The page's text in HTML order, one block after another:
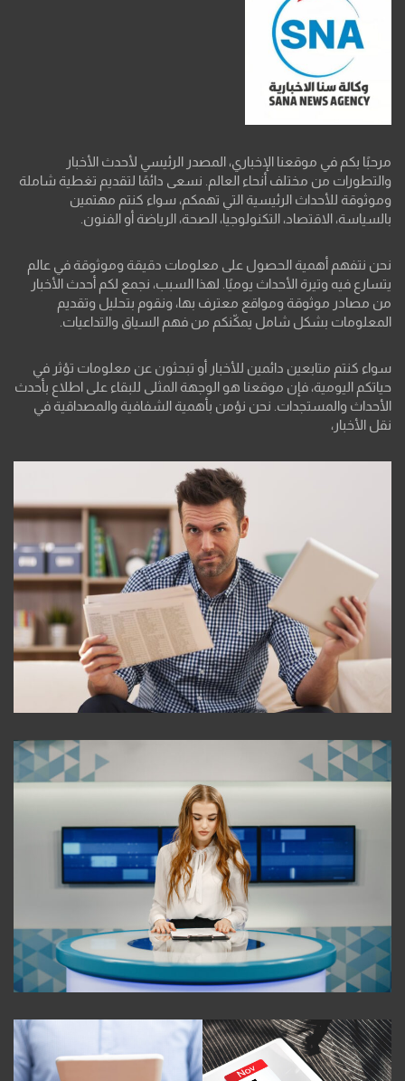
مرحبًا بكم في موقعنا الإخباري، المصدر الرئيسي لأحدث الأخبار
والتطورات من مختلف أنحاء العالم. نسعى دائمًا لتقديم تغطية شاملة
وموثوقة للأحداث الرئيسية التي تهمكم، سواء كنتم مهتمين
بالسياسة، الاقتصاد، التكنولوجيا، الصحة، الرياضة أو الفنون.
نحن نتفهم أهمية الحصول على معلومات دقيقة وموثوقة في عالم
يتسارع فيه وتيرة الأحداث يوميًا. لهذا السبب، نجمع لكم أحدث الأخبار
من مصادر موثوقة ومواقع معترف بها، ونقوم بتحليل وتقديم
المعلومات بشكل شامل يمكّنكم من فهم السياق والتداعيات.
سواء كنتم متابعين دائمين للأخبار أو تبحثون عن معلومات تؤثر في
حياتكم اليومية، فإن موقعنا هو الوجهة المثلى للبقاء على اطلاع بأحدث
الأحداث والمستجدات. نحن نؤمن بأهمية الشفافية والمصداقية في
نقل الأخبار،